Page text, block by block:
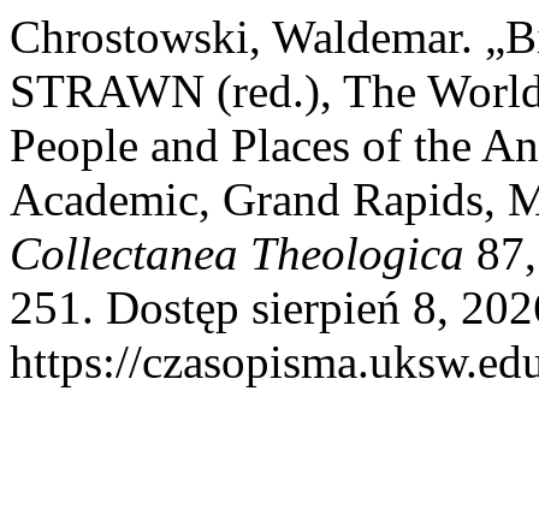
Chrostowski, Waldemar.
STRAWN (red.), The
People and Places of the
Academic, Grand Rapids,
Collectanea Theologica
251. Dostęp sierpień 8,
https://